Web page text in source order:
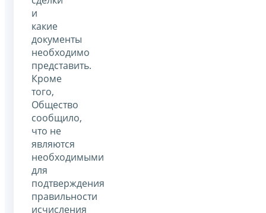
и
какие
документы
необходимо
представить.
Кроме
того,
Общество
сообщило,
что не
являются
необходимыми
для
подтверждения
правильности
исчисления